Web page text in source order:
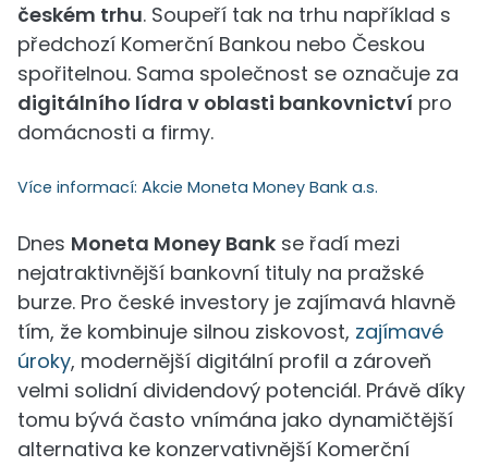
českém trhu. Soupeří tak na trhu například s
předchozí Komerční Bankou nebo Českou
spořitelnou. Sama společnost se označuje za
digitálního lídra v oblasti bankovnictví pro
domácnosti a firmy.
Více informací: Akcie Moneta Money Bank a.s.
Dnes Moneta Money Bank se řadí mezi
nejatraktivnější bankovní tituly na pražské
burze. Pro české investory je zajímavá hlavně
tím, že kombinuje silnou ziskovost, zajímavé
úroky, modernější digitální profil a zároveň
velmi solidní dividendový potenciál. Právě díky
tomu bývá často vnímána jako dynamičtější
alternativa ke konzervativnější Komerční